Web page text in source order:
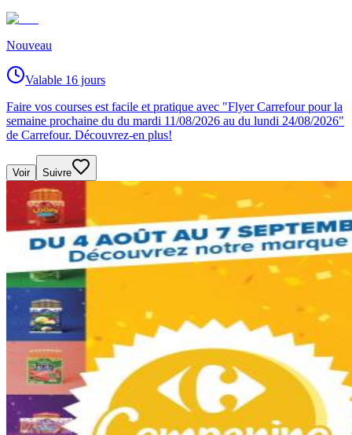
Nouveau
Valable 16 jours
Faire vos courses est facile et pratique avec "Flyer Carrefour pour la
semaine prochaine du du mardi 11/08/2026 au du lundi 24/08/2026"
de Carrefour. Découvrez-en plus!
Voir Suivre